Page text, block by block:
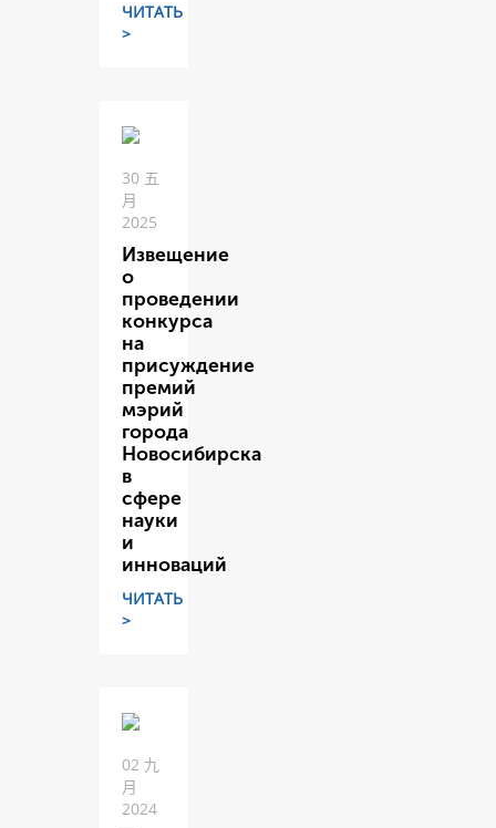
ЧИТАТЬ
>
30 五
月
2025
Извещение
о
проведении
конкурса
на
присуждение
премий
мэрий
города
Новосибирска
в
сфере
науки
и
инноваций
ЧИТАТЬ
>
02 九
月
2024